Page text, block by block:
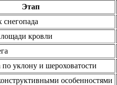
Этап
кровли
по уклону и шероховатости
особенностями